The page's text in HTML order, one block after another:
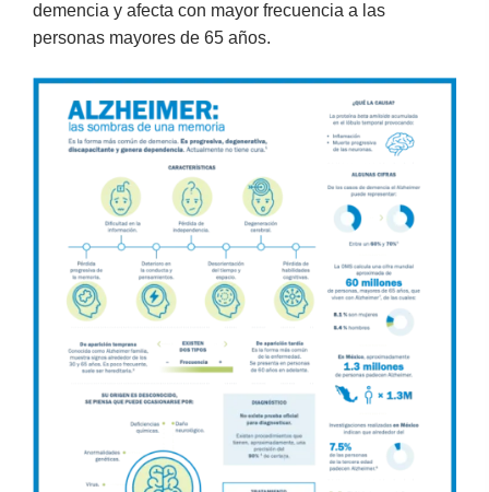
demencia y afecta con mayor frecuencia a las
personas mayores de 65 años.